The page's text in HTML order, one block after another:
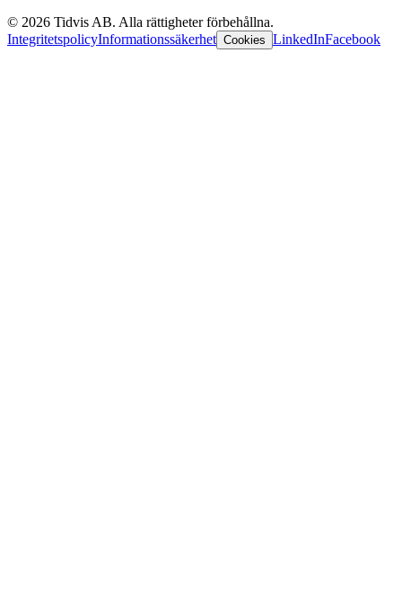
© 2026 Tidvis AB. Alla rättigheter förbehållna.
IntegritetspolicyInformationssäkerhet Cookies LinkedInFacebook